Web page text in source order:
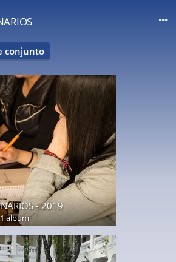
conjunto
- 2019
1 álbum